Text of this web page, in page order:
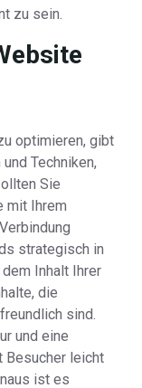
zu sein.
optimieren, gibt
Techniken,
Sie
mit Ihrem
strategisch in
Inhalt Ihrer
die
sind.
und eine
Besucher leicht
ist es